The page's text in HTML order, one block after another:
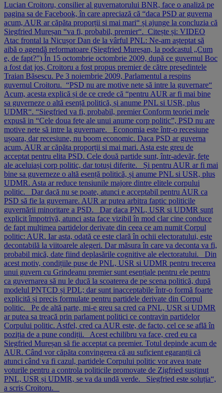
Lucian Croitoru, consilier al guvernatorului BNR, face o analiză pe
pagina sa de Facebook, în care apreciază că “daca PSD ar guverna
acum, AUR ar căpăta proporții si mai mari“ și ajunge la concluzia că
Siegfried Mureșan “va fi, probabil, premier“. Citește și: VIDEO
Atac frontal la Nicușor Dan de la vârful PNL: Ne-am așteptat să
aibă o agendă reformatoare (Siegfried Mureșan, la podcastul „Cum
e, de fapt?”) În 15 octombrie octombrie 2009, după ce guvernul Boc
a fost dat jos, Croitoru a fost propus premier de către președintele
Traian Băsescu. Pe 3 noiembrie 2009, Parlamentul a respins
guvernul Croitoru. “PSD nu are motive nete să intre la guvernare“
Acum, acesta explică și de ce crede că “pentru AUR ar fi mai bine
sa guverneze o altă esență politică, și anume PNL si USR, plus
UDMR“. “Siegfried va fi, probabil, premier Conform teoriei mele
expusă in “Cele doua fețe ale unui anume corp politic”, PSD nu are
motive nete să intre la guvernare. Economia este într-o recesiune
ușoara, dar recesiune, nu boom economic. Daca PSD ar guverna
acum, AUR ar căpăta proporții si mai mari. Asta este greu de
acceptat pentru elita PSD. Cele două partide sunt, într-adevăr, fețe
ale aceluiași corp politic, dar totuși diferite. Și pentru AUR ar fi mai
bine sa guverneze o altă esență politică, și anume PNL si USR, plus
UDMR. Asta ar reduce tensiunile majore dintre elitele corpului
politic. Dar dacă nu se poate, atunci e acceptabil pentru AUR ca
PSD să fie la guvernare. AUR ar putea arbitra faptic politicile
guvernării minoritare a PSD. Dar daca PNL, USR si UDMR sunt
explicit împotrivă, atunci asta face vizibil în mod clar cine conduce
de fapt mulțimea partidelor derivate din ceea ce am numit Corpul
politic: AUR. Iar asta, odată ce este clară în ochii electoratului, este
decontabilă la viitoarele alegeri. Dar măsura în care va deconta va fi,
probabil mică, date fiind deplasările cognitive ale electoratului. Din
acest motiv, condițiile puse de PNL, USR si UDMR pentru trecerea
unui guvern cu Grindeanu premier sunt esențiale pentru ele pentru
ca guvernarea să nu le ducă la scoaterea de pe scena politică, după
modelul PNȚCD și PDL; dar sunt inacceptabile într-o formă foarte
explicită și precis formulate pentru partidele derivate din Corpul
politic. Pe de altă parte, mi-e greu sa cred ca PNL, USR si UDMR
ar putea sa treacă prin parlament politici ce contravin partidelor
Corpului politic. Astfel, cred ca AUR este, de facto, cel ce se află în
poziția de a pune condiții. Acest echilibru va face, cred eu ca
Siegfried Mureșan să fie acceptat ca premier. Totul depinde acum de
AUR. Când vor căpăta convingerea că au suficient egaranții că
atunci când va fi cazul, partidele Corpului politic vor avea toate
voturile pentru a controla politicile promovate de Zigfried susținut
PNL, USR și UDMR, se va da undă verde. Siegfried este soluția“,
a scris Croitoru.